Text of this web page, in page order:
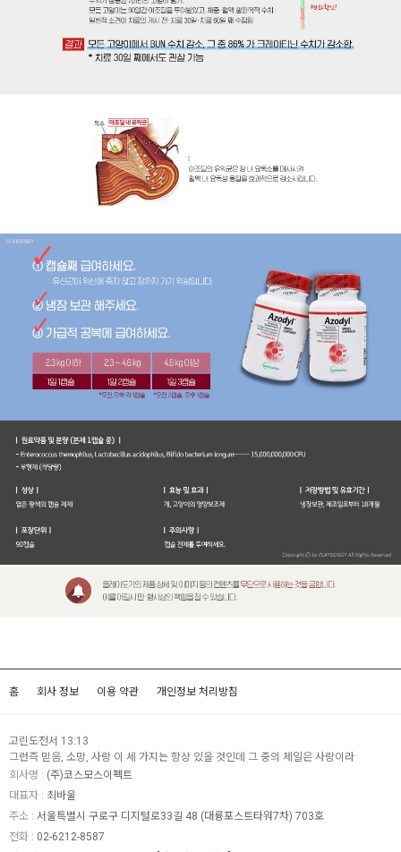
홈 회사 정보 이용 약관 개인정보 처리방침
고린도전서 13:13
그런즉 믿음, 소망, 사랑 이 세 가지는 항상 있을 것인데 그 중의 제일은 사랑이라
회사명 : (주)코스모스이펙트
대표자 : 최바울
주소 : 서울특별시 구로구 디지털로33길 48 (대륭포스트타워7차) 703호
전화 : 02-6212-8587